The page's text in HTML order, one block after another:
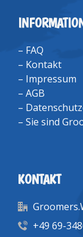
– FAQ
– Kontakt
– Impressum
– AGB
–
– Sie sind
KONTAKT
+49 69-